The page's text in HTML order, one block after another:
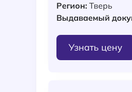
Регион: Тверь
Выдаваемый
Узнать цену